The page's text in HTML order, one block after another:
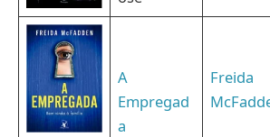
A
Empregad
a
Freida